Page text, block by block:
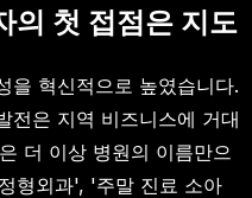
의 첫 접점은 지도
을 혁신적으로 높였습니다.
전은 지역 비즈니스에 거대
더 이상 병원의 이름만으
형외과', '주말 진료 소아